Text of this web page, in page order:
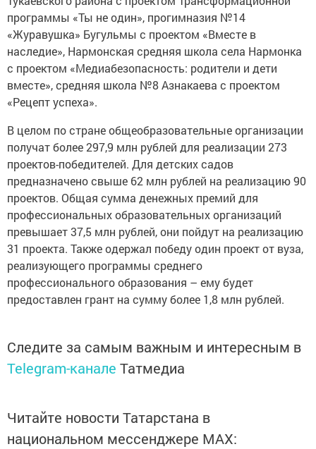
программы «Ты не один», прогимназия №14
«Журавушка» Бугульмы с проектом «Вместе в
наследие», Нармонская средняя школа села Нармонка
с проектом «Медиабезопасность: родители и дети
вместе», средняя школа №8 Азнакаева с проектом
«Рецепт успеха».
В целом по стране общеобразовательные организации
получат более 297,9 млн рублей для реализации 273
проектов-победителей. Для детских садов
предназначено свыше 62 млн рублей на реализацию 90
проектов. Общая сумма денежных премий для
профессиональных образовательных организаций
превышает 37,5 млн рублей, они пойдут на реализацию
31 проекта. Также одержал победу один проект от вуза,
реализующего программы среднего
профессионального образования – ему будет
предоставлен грант на сумму более 1,8 млн рублей.
Следите за самым важным и интересным в
Telegram-канале Татмедиа
Читайте новости Татарстана в
национальном мессенджере MАХ: